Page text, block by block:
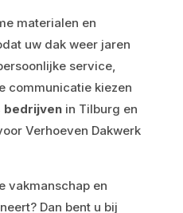
materialen en
uw dak weer jaren
service,
communicatie kiezen
bedrijvenin Tilburg en
Verhoeven Dakwerk
vakmanschap en
Dan bent u bij